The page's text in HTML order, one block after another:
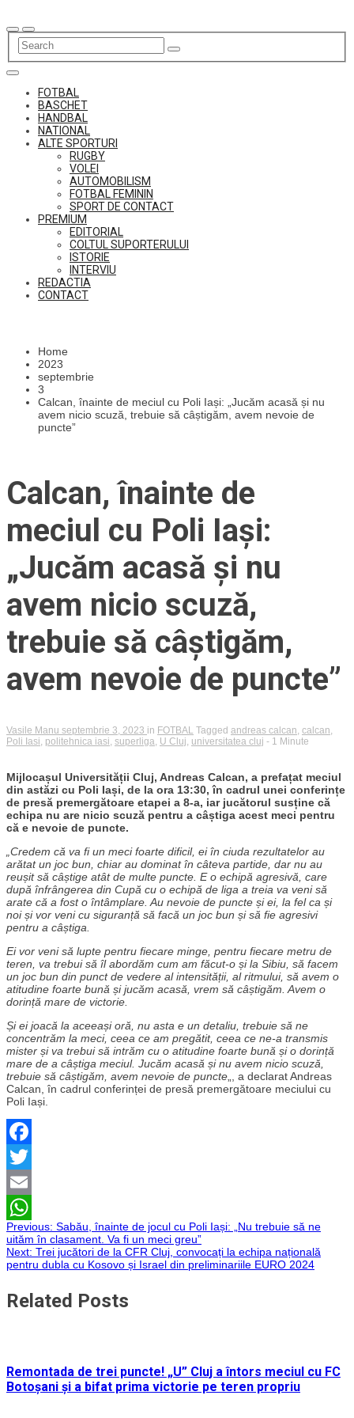
to
content
FOTBAL
BASCHET
HANDBAL
NATIONAL
ALTE SPORTURI
RUGBY
VOLEI
AUTOMOBILISM
FOTBAL FEMININ
SPORT DE CONTACT
PREMIUM
EDITORIAL
COLTUL SUPORTERULUI
ISTORIE
INTERVIU
REDACTIA
CONTACT
Home
2023
septembrie
3
Calcan, înainte de meciul cu Poli Iași: „Jucăm acasă și nu
avem nicio scuză, trebuie să câștigăm, avem nevoie de
puncte”
Calcan, înainte de
meciul cu Poli Iași:
„Jucăm acasă și nu
avem nicio scuză,
trebuie să câștigăm,
avem nevoie de puncte”
Vasile Manu septembrie 3, 2023 in FOTBAL Tagged andreas calcan calcan
Poli Iasi politehnica iasi superliga U Cluj universitatea cluj - 1 Minute
Mijlocașul Universității Cluj, Andreas Calcan, a prefațat meciul
din astăzi cu Poli Iași, de la ora 13:30, în cadrul unei conferințe
de presă premergătoare etapei a 8-a, iar jucătorul susține că
echipa nu are nicio scuză pentru a câștiga acest meci pentru
că e nevoie de puncte.
„Credem că va fi un meci foarte dificil, ei în ciuda rezultatelor au
arătat un joc bun, chiar au dominat în câteva partide, dar nu au
reușit să câștige atât de multe puncte. E o echipă agresivă, care
după înfrângerea din Cupă cu o echipă de liga a treia va veni să
arate că a fost o întâmplare. Au nevoie de puncte și ei, la fel ca și
noi și vor veni cu siguranță să facă un joc bun și să fie agresivi
pentru a câștiga.
Ei vor veni să lupte pentru fiecare minge, pentru fiecare metru de
teren, va trebui să îl abordăm cum am făcut-o și la Sibiu, să facem
un joc bun din punct de vedere al intensității, al ritmului, să avem o
atitudine foarte bună și jucăm acasă, vrem să câștigăm. Avem o
dorință mare de victorie.
Și ei joacă la aceeași oră, nu asta e un detaliu, trebuie să ne
concentrăm la meci, ceea ce am pregătit, ceea ce ne-a transmis
mister și va trebui să intrăm cu o atitudine foarte bună și o dorință
mare de a câștiga meciul. Jucăm acasă și nu avem nicio scuză,
trebuie să câștigăm, avem nevoie de puncte „, a declarat Andreas
Calcan, în cadrul conferinței de presă premergătoare meciului cu
Poli Iași.
Facebook
Twitter
Email
WhatsApp
Navigare
în
articole
Previous: Sabău, înainte de jocul cu Poli Iași: „Nu trebuie să ne
uităm în clasament. Va fi un meci greu”
Next: Trei jucători de la CFR Cluj, convocați la echipa națională
pentru dubla cu Kosovo și Israel din preliminariile EURO 2024
Related Posts
Remontada de trei puncte! „U” Cluj a întors meciul cu FC
Botoșani și a bifat prima victorie pe teren propriu